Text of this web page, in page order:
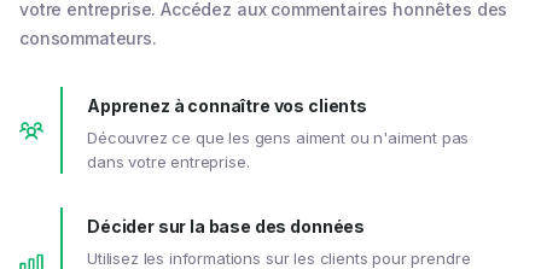
votre entreprise. Accédez aux commentaires honnêtes des
consommateurs.
Apprenez à connaître vos clients
Découvrez ce que les gens aiment ou n'aiment pas
dans votre entreprise.
Décider sur la base des données
Utilisez les informations sur les clients pour prendre